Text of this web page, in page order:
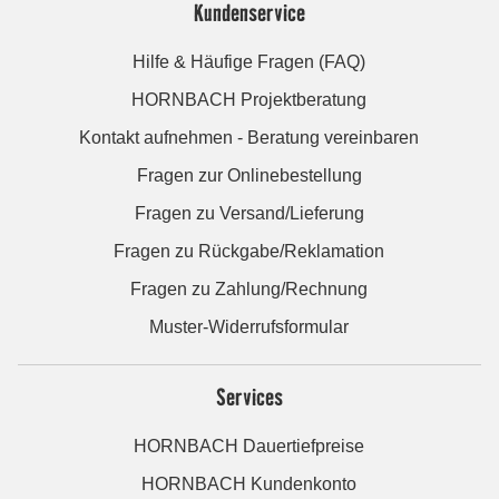
Kundenservice
Hilfe & Häufige Fragen (FAQ)
HORNBACH Projektberatung
Kontakt aufnehmen - Beratung vereinbaren
Fragen zur Onlinebestellung
Fragen zu Versand/Lieferung
Fragen zu Rückgabe/Reklamation
Fragen zu Zahlung/Rechnung
Muster-Widerrufsformular
Services
HORNBACH Dauertiefpreise
HORNBACH Kundenkonto